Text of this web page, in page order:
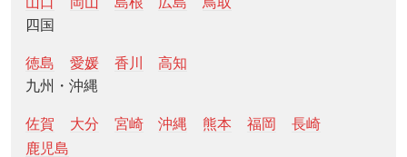
四国
徳島 愛媛 香川
高知
九州・沖縄
佐賀 大分 宮崎 沖縄 熊本 福岡
長崎
鹿児島